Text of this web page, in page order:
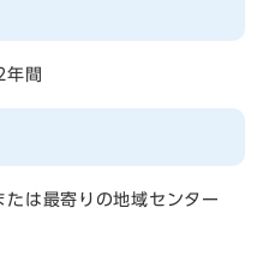
年間
は最寄りの地域センター